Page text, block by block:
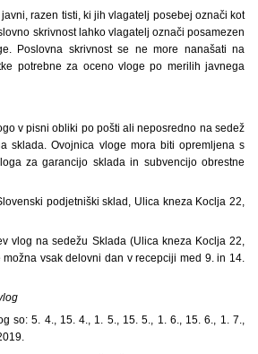
razen tisti, ki jih vlagatelj posebej označi kot
skrivnost lahko vlagatelj označi posamezen
Poslovna skrivnost se ne more nanašati na
potrebne za oceno vloge po merilih javnega
v pisni obliki po pošti ali neposredno na sedež
sklada. Ovojnica vloge mora biti opremljena s
za garancijo sklada in subvencijo obrestne
podjetniški sklad, Ulica kneza Koclja 22,
vlog na sedežu Sklada (Ulica kneza Koclja 22,
možna vsak delovni dan v recepciji med 9. in 14.
so: 5. 4., 15. 4., 1. 5., 15. 5., 1. 6., 15. 6., 1. 7.,